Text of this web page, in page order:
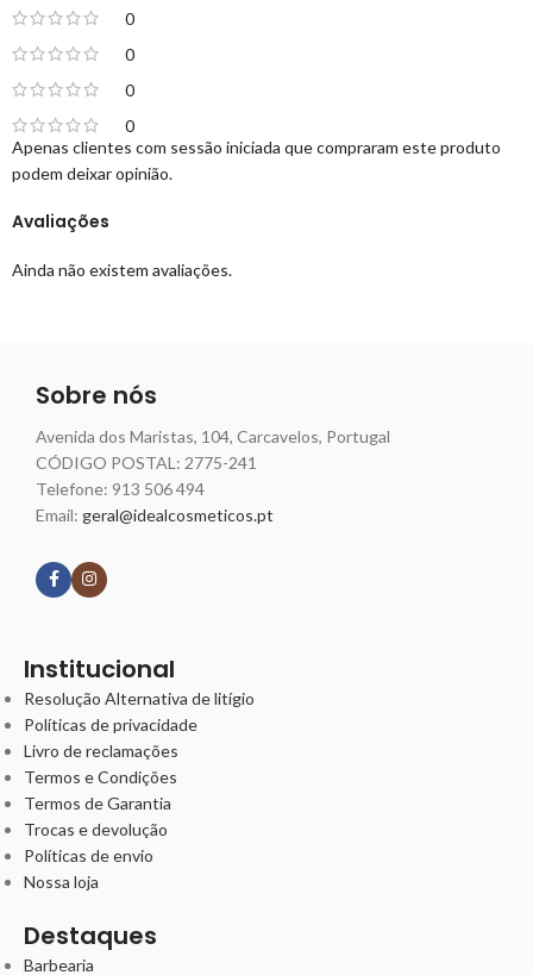
0
0
0
0
Avaliações
Ainda não existem avaliações.
Apenas clientes com sessão iniciada que compraram este produto
podem deixar opinião.
Sobre nós
Avenida dos Maristas, 104, Carcavelos, Portugal
CÓDIGO POSTAL: 2775-241
Telefone: 913 506 494
Email: geral@idealcosmeticos.pt
Institucional
Resolução Alternativa de litígio
Políticas de privacidade
Livro de reclamações
Termos e Condições
Termos de Garantia
Trocas e devolução
Políticas de envio
Nossa loja
Destaques
Barbearia